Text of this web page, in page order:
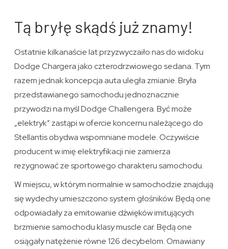
Tą bryłę skądś już znamy!
Ostatnie kilkanaście lat przyzwyczaiło nas do widoku
Dodge Chargera jako czterodrzwiowego sedana. Tym
razem jednak koncepcja auta uległa zmianie. Bryła
przedstawianego samochodu jednoznacznie
przywodzi na myśl Dodge Challengera. Być może
„elektryk” zastąpi w ofercie koncernu należącego do
Stellantis obydwa wspomniane modele. Oczywiście
producent w imię elektryfikacji nie zamierza
rezygnować ze sportowego charakteru samochodu.
W miejscu, w którym normalnie w samochodzie znajdują
się wydechy umieszczono system głośników. Będą one
odpowiadały za emitowanie dźwięków imitujących
brzmienie samochodu klasy muscle car. Będą one
osiągały natężenie równe 126 decybelom. Omawiany